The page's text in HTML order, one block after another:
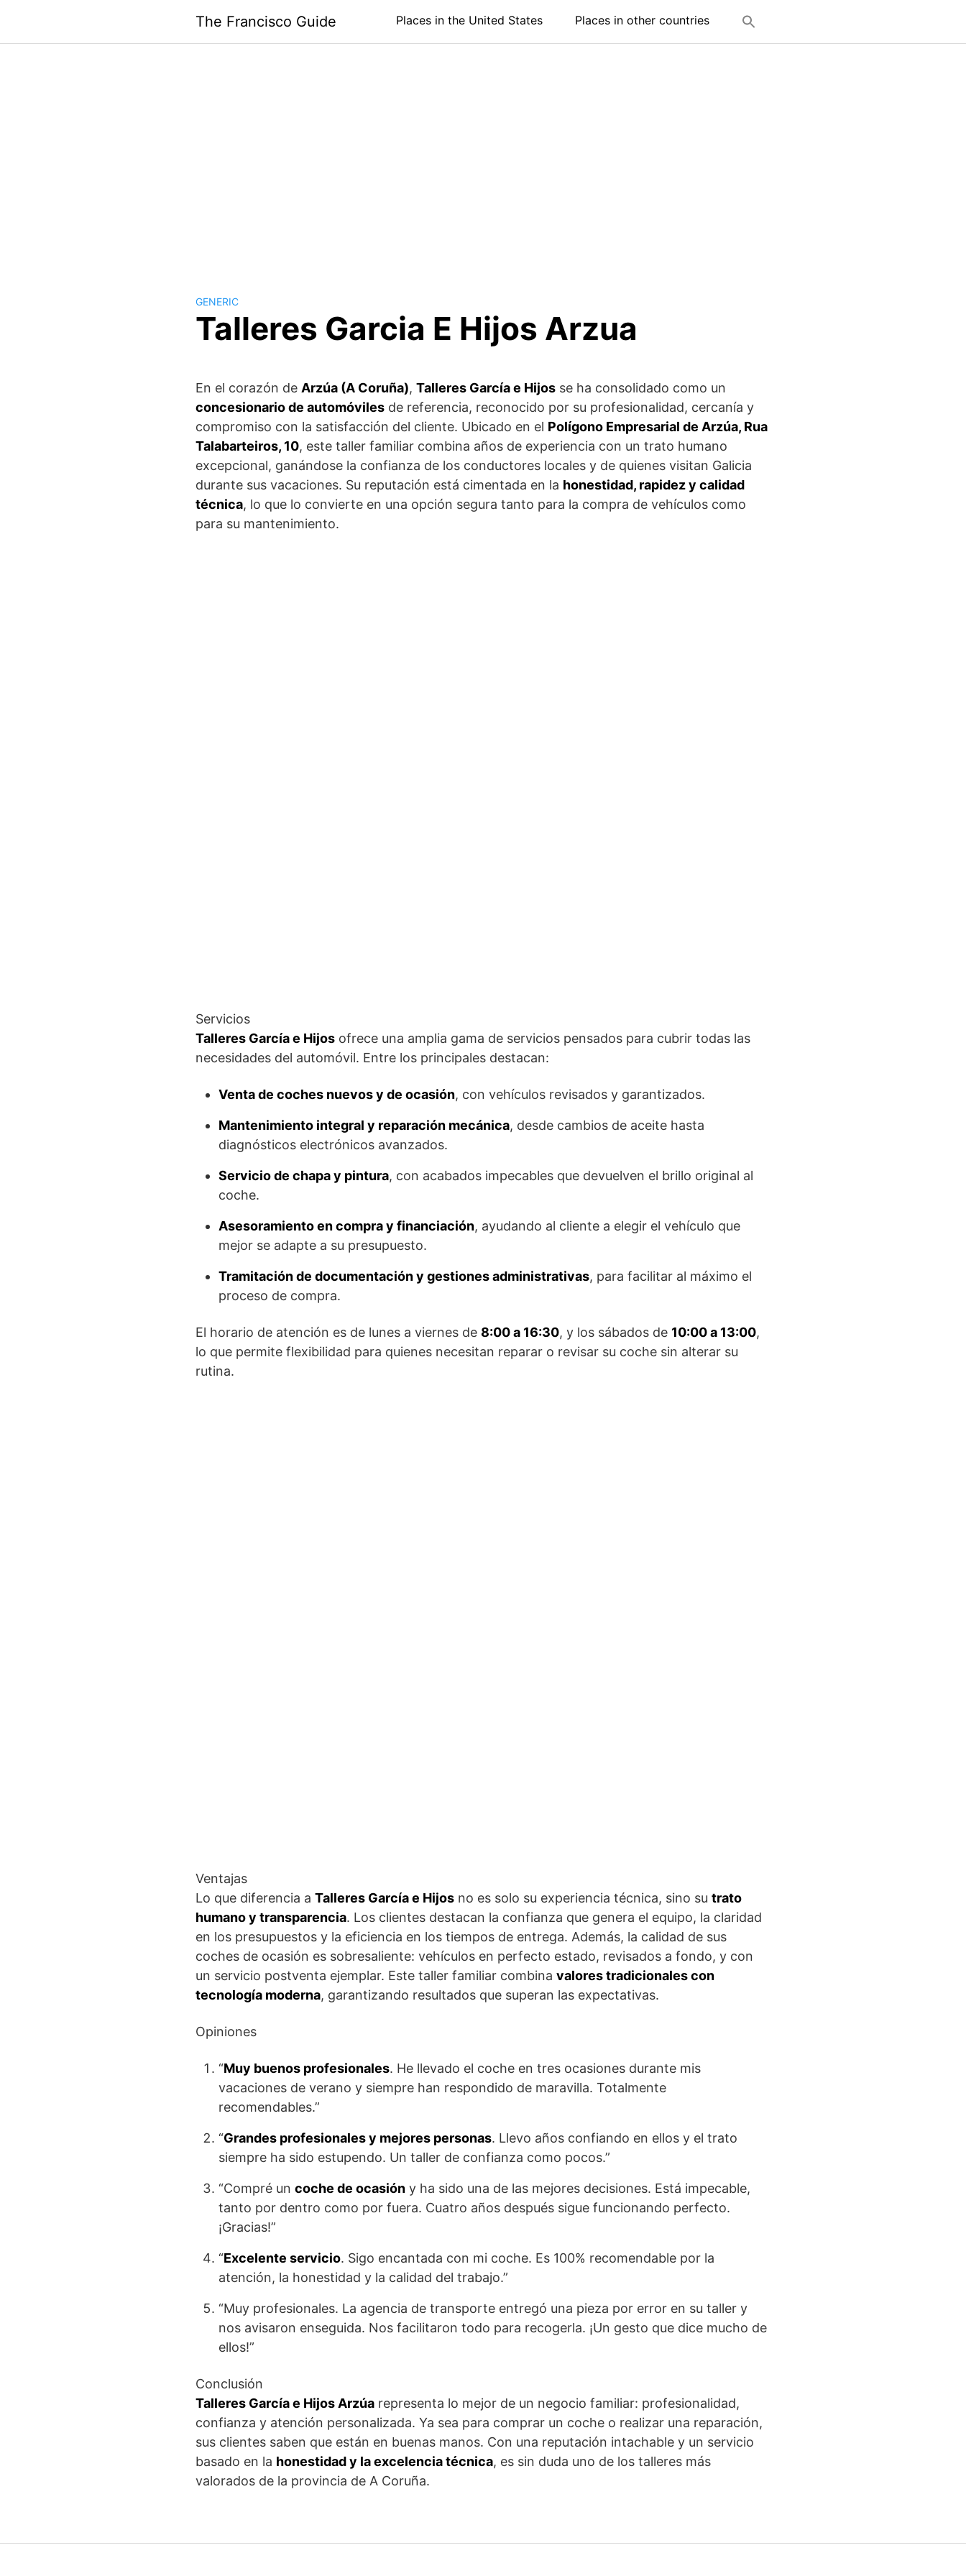
content
The Francisco Guide Places in the United States Places in other countries
GENERIC
Talleres Garcia E Hijos Arzua
En el corazón de Arzúa (A Coruña), Talleres García e Hijos se ha consolidado como un
concesionario de automóviles de referencia, reconocido por su profesionalidad, cercanía y
compromiso con la satisfacción del cliente. Ubicado en el Polígono Empresarial de Arzúa, Rua
Talabarteiros, 10, este taller familiar combina años de experiencia con un trato humano
excepcional, ganándose la confianza de los conductores locales y de quienes visitan Galicia
durante sus vacaciones. Su reputación está cimentada en la honestidad, rapidez y calidad
técnica, lo que lo convierte en una opción segura tanto para la compra de vehículos como
para su mantenimiento.
Servicios
Talleres García e Hijos ofrece una amplia gama de servicios pensados para cubrir todas las
necesidades del automóvil. Entre los principales destacan:
Venta de coches nuevos y de ocasión, con vehículos revisados y garantizados.
Mantenimiento integral y reparación mecánica, desde cambios de aceite hasta
diagnósticos electrónicos avanzados.
Servicio de chapa y pintura, con acabados impecables que devuelven el brillo original al
coche.
Asesoramiento en compra y financiación, ayudando al cliente a elegir el vehículo que
mejor se adapte a su presupuesto.
Tramitación de documentación y gestiones administrativas, para facilitar al máximo el
proceso de compra.
El horario de atención es de lunes a viernes de 8:00 a 16:30, y los sábados de 10:00 a 13:00,
lo que permite flexibilidad para quienes necesitan reparar o revisar su coche sin alterar su
rutina.
Ventajas
Lo que diferencia a Talleres García e Hijos no es solo su experiencia técnica, sino su trato
humano y transparencia. Los clientes destacan la confianza que genera el equipo, la claridad
en los presupuestos y la eficiencia en los tiempos de entrega. Además, la calidad de sus
coches de ocasión es sobresaliente: vehículos en perfecto estado, revisados a fondo, y con
un servicio postventa ejemplar. Este taller familiar combina valores tradicionales con
tecnología moderna, garantizando resultados que superan las expectativas.
Opiniones
“Muy buenos profesionales. He llevado el coche en tres ocasiones durante mis
vacaciones de verano y siempre han respondido de maravilla. Totalmente
recomendables.”
“Grandes profesionales y mejores personas. Llevo años confiando en ellos y el trato
siempre ha sido estupendo. Un taller de confianza como pocos.”
“Compré un coche de ocasión y ha sido una de las mejores decisiones. Está impecable,
tanto por dentro como por fuera. Cuatro años después sigue funcionando perfecto.
¡Gracias!”
“Excelente servicio. Sigo encantada con mi coche. Es 100% recomendable por la
atención, la honestidad y la calidad del trabajo.”
“Muy profesionales. La agencia de transporte entregó una pieza por error en su taller y
nos avisaron enseguida. Nos facilitaron todo para recogerla. ¡Un gesto que dice mucho de
ellos!”
Conclusión
Talleres García e Hijos Arzúa representa lo mejor de un negocio familiar: profesionalidad,
confianza y atención personalizada. Ya sea para comprar un coche o realizar una reparación,
sus clientes saben que están en buenas manos. Con una reputación intachable y un servicio
basado en la honestidad y la excelencia técnica, es sin duda uno de los talleres más
valorados de la provincia de A Coruña.